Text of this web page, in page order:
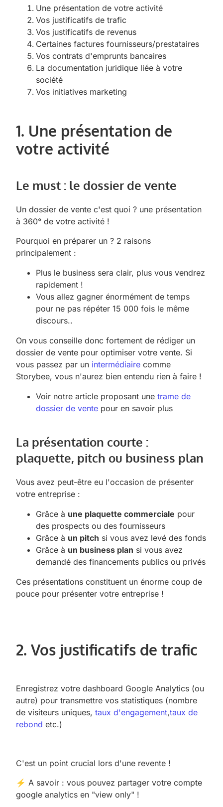
Une présentation de votre activité
Vos justificatifs de trafic
Vos justificatifs de revenus
Certaines factures fournisseurs/prestataires
Vos contrats d'emprunts bancaires
La documentation juridique liée à votre
société
Vos initiatives marketing
1. Une présentation de
votre activité
Le must : le dossier de vente
Un dossier de vente c'est quoi ? une présentation
à 360° de votre activité !
Pourquoi en préparer un ? 2 raisons
principalement :
Plus le business sera clair, plus vous vendrez
rapidement !
Vous allez gagner énormément de temps
pour ne pas répéter 15 000 fois le même
discours..
On vous conseille donc fortement de rédiger un
dossier de vente pour optimiser votre vente. Si
vous passez par un intermédiaire comme
Storybee, vous n'aurez bien entendu rien à faire !
Voir notre article proposant une trame de
dossier de vente pour en savoir plus
La présentation courte :
plaquette, pitch ou business plan
Vous avez peut-être eu l'occasion de présenter
votre entreprise :
Grâce à une plaquette commerciale pour
des prospects ou des fournisseurs
Grâce à un pitch si vous avez levé des fonds
Grâce à un business plan si vous avez
demandé des financements publics ou privés
Ces présentations constituent un énorme coup de
pouce pour présenter votre entreprise !
2. Vos justificatifs de trafic
Enregistrez votre dashboard Google Analytics (ou
autre) pour transmettre vos statistiques (nombre
de visiteurs uniques, taux d'engagement,taux de
rebond etc.)
C'est un point crucial lors d'une revente !
⚡ A savoir : vous pouvez partager votre compte
google analytics en "view only" !